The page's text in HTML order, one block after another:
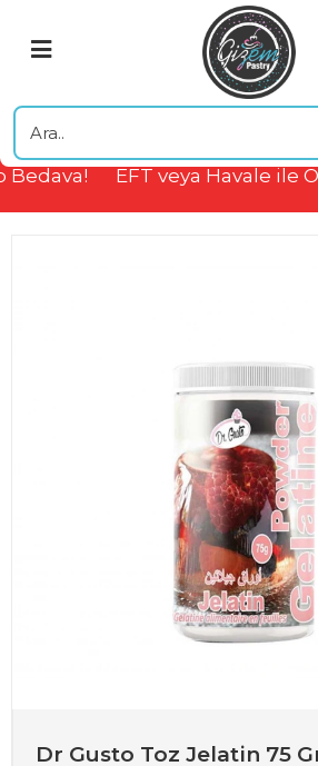
EFT veya Havale ile
Dr Gusto Toz Jelatin 75